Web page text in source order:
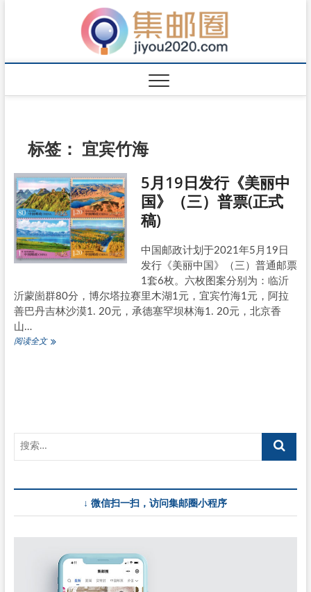
标签： 宜宾竹海
5月19日发行《美丽中
国》（三）普票(正式
稿)
中国邮政计划于2021年5月19日
发行《美丽中国》（三）普通邮票
1套6枚。六枚图案分别为：临沂
沂蒙崮群80分，博尔塔拉赛里木湖1元，宜宾竹海1元，阿拉
善巴丹吉林沙漠1. 20元，承德塞罕坝林海1. 20元，北京香
山…
阅读全文5
票
式
↓ 微信扫一扫，访问集邮圈小程序